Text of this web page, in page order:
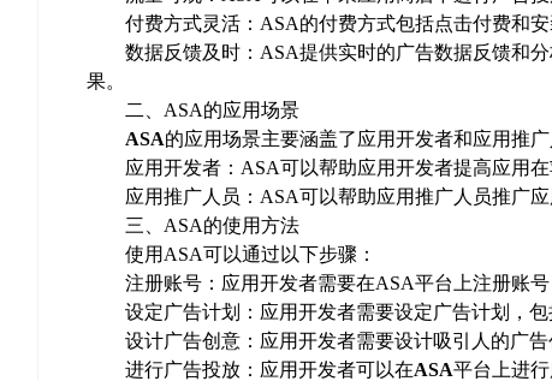
付费方式灵活：ASA的付费方式包括点击付费和安
数据反馈及时：ASA提供实时的广告数据反馈和分
果。
二、ASA的应用场景
ASA的应用场景主要涵盖了应用开发者和应用推
应用开发者：ASA可以帮助应用开发者提高应用在
应用推广人员：ASA可以帮助应用推广人员推广应
三、ASA的使用方法
使用ASA可以通过以下步骤：
注册账号：应用开发者需要在ASA平台上注册账号
设定广告计划：应用开发者需要设定广告计划，包
设计广告创意：应用开发者需要设计吸引人的广告
进行广告投放：应用开发者可以在ASA平台上进